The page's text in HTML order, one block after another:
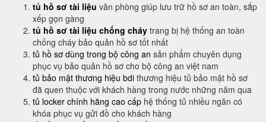
tủ hồ sơ tài liệu văn phòng giúp lưu trữ hồ sơ an toàn, sắp
xếp gọn gàng
tủ hồ sơ tài liệu chống cháy trang bị hệ thống an toàn
chống cháy bảo quản hồ sơ tốt nhất
tủ hồ sơ dùng trong bộ công an sản phẩm chuyên dụng
phục vụ bảo quản hồ sơ cho bộ công an việt nam
tủ bảo mật thương hiệu bdi thương hiệu tủ bảo mật hồ sơ
đã quen thuộc với khách hàng trong nước những năm qua
tủ locker chính hãng cao cấp hệ thống tủ nhiều ngăn có
khóa phục vụ gửi đồ cho khách hàng